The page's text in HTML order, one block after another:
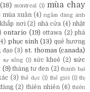
(18) montreal (1) mùa chay
mùa xuân (4) ngắm đàng ánh
nơi (2) nhà cửa (4) nhật
ontario (19) ottawa (2) phá
phục sinh (13) quê hương
đạo (3) st. thomas (canada)
sự sống (1) sức khoẻ (2) sức
(9) tháng tư đen (2) thành bại
(3) thể dục (1) thế giới (1) thị
(2) thiên nhiên (6) thiên